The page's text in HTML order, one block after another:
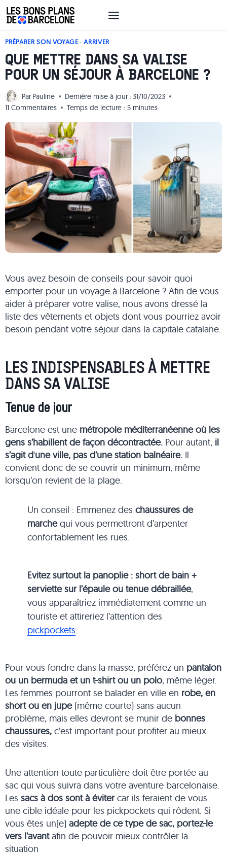
Aller
au
PRÉPARER SON VOYAGE ·ARRIVER
QUE METTRE DANS SA VALISE
POUR UN SÉJOUR À BARCELONE ?
Par Pauline Dernière mise à jour : 31/10/2023
11 Commentaires
Temps de lecture : 5 minutes
Vous avez besoin de conseils pour savoir quoi
emporter pour un voyage à Barcelone ? Afin de vous
aider à préparer votre valise, nous avons dressé la
liste des vêtements et objets dont vous pourriez avoir
besoin pendant votre séjour dans la capitale catalane.
LES INDISPENSABLES À METTRE
DANS SA VALISE
Tenue de jour
Barcelone est une métropole méditerranéenne où les
gens s’habillent de façon décontractée. Pour autant, il
s’agit d‘une ville, pas d’une station balnéaire.Il
convient donc de se couvrir un minimum, même
lorsqu’on revient de la plage.
Un conseil : Emmenez deschaussures de
marchequi vous permettront d’arpenter
confortablement les rues.
Evitez surtout la panoplie : short de bain +
serviette sur l’épaule ou tenue débraillée,
vous apparaîtriez immédiatement comme un
touriste et attireriez l’attention des
pickpockets.
Pour vous fondre dans la masse, préférez un pantalon
ou un bermuda et un t-shirt ou un polo, même léger.
Les femmes pourront se balader en ville en robe, en
short ou en jupe(même courte) sans aucun
problème, mais elles devront se munir de bonnes
chaussures,c’est important pour profiter au mieux
des visites.
Une attention toute particulière doit être portée au
sac qui vous suivra dans votre aventure barcelonaise.
Les sacs à dos sont à évitercar ils feraient de vous
une cible idéale pour les pickpockets qui rôdent. Si
vous êtes un(e) adepte de ce type de sac, portez-le
vers l’avantafin de pouvoir mieux contrôler la
situation